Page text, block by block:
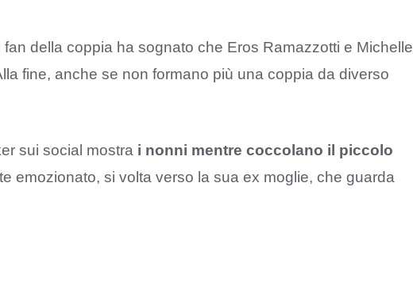
della coppia ha sognato che Eros Ramazzotti e Michelle
fine, anche se non formano più una coppia da diverso
sui social mostra i nonni mentre coccolano il piccolo
emozionato, si volta verso la sua ex moglie, che guarda